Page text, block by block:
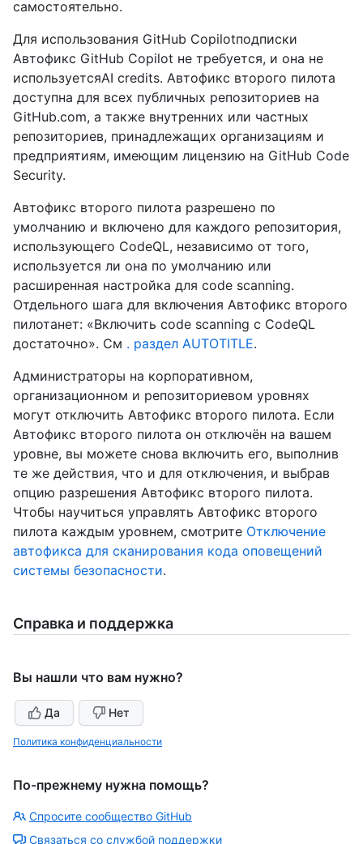
самостоятельно.
Для использования GitHub Copilotподписки
Автофикс GitHub Copilot не требуется, и она не
используетсяAI credits. Автофикс второго пилота
доступна для всех публичных репозиториев на
GitHub.com, а также внутренних или частных
репозиториев, принадлежащих организациям и
предприятиям, имеющим лицензию на GitHub Code
Security.
Автофикс второго пилота разрешено по
умолчанию и включено для каждого репозитория,
использующего CodeQL, независимо от того,
используется ли она по умолчанию или
расширенная настройка для code scanning.
Отдельного шага для включения Автофикс второго
пилотанет: «Включить code scanning с CodeQL
достаточно». См . раздел AUTOTITLE.
Администраторы на корпоративном,
организационном и репозиториевом уровнях
могут отключить Автофикс второго пилота. Если
Автофикс второго пилота он отключён на вашем
уровне, вы можете снова включить его, выполнив
те же действия, что и для отключения, и выбрав
опцию разрешения Автофикс второго пилота.
Чтобы научиться управлять Автофикс второго
пилота каждым уровнем, смотрите Отключение
автофикса для сканирования кода оповещений
системы безопасности.
Справка и поддержка
Вы нашли что вам нужно?
Да Нет
Политика конфиденциальности
По-прежнему нужна помощь?
Спросите сообщество GitHub
Связаться со службой поддержки